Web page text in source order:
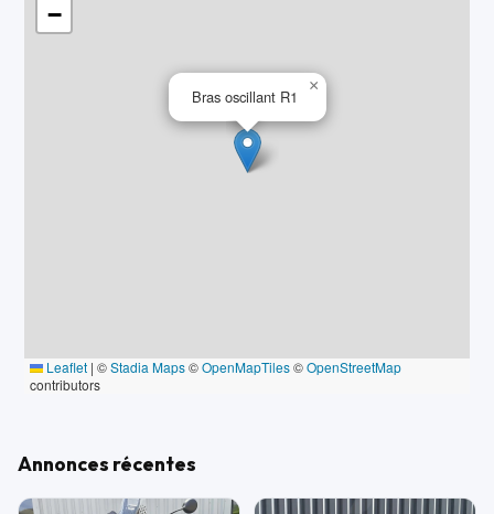
Bras oscillant R1
×
−
Leaflet | ©Stadia Maps©OpenMapTiles©OpenStreetMap
contributors
Annonces récentes